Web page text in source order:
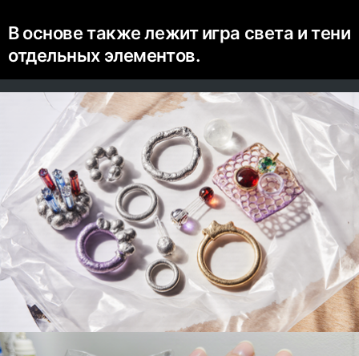
В основе также лежит игра света и тени
отдельных элементов.